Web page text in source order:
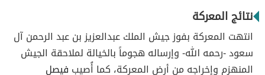
نتائج المعركة
انتهت المعركة بفوز جيش الملك عبدالعزيز بن عبد الرحمن آل
سعود -رحمه الله- وإرساله هجوماً بالخيالة لملاحقة الجيش
المنهزم وإخراجه من أرض المعركة، كما أُصيب فيصل